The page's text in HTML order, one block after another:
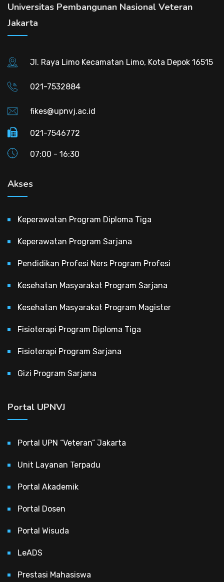
Universitas Pembangunan Nasional Veteran
Jakarta
Jl. Raya Limo Kecamatan Limo, Kota Depok 16515
021-7532884
fikes@upnvj.ac.id
021-7546772
07:00 - 16:30
Akses
Keperawatan Program Diploma Tiga
Keperawatan Program Sarjana
Pendidikan Profesi Ners Program Profesi
Kesehatan Masyarakat Program Sarjana
Kesehatan Masyarakat Program Magister
Fisioterapi Program Diploma Tiga
Fisioterapi Program Sarjana
Gizi Program Sarjana
Portal UPNVJ
Portal UPN “Veteran” Jakarta
Unit Layanan Terpadu
Portal Akademik
Portal Dosen
Portal Wisuda
LeADS
Prestasi Mahasiswa